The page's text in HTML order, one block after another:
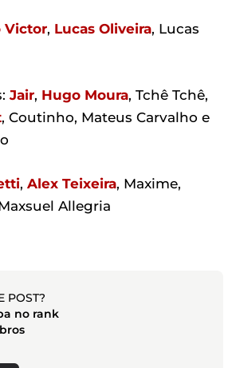
Victor, Lucas Oliveira, Lucas
Jair, Hugo Moura, Tchê Tchê,
, Coutinho, Mateus Carvalho e
, Alex Teixeira, Maxime,
Allegria
POST?
no rank